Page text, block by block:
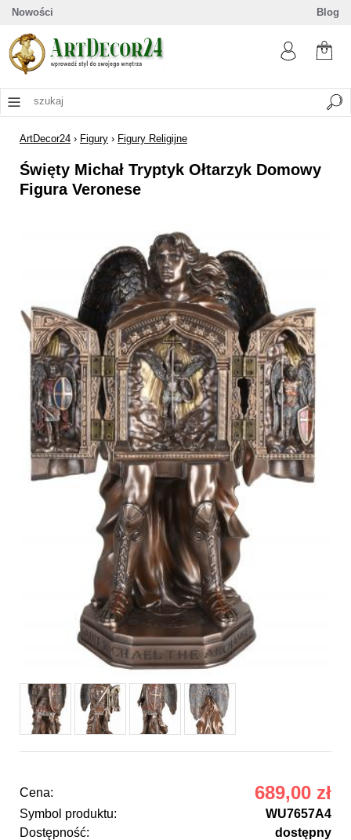
Nowości Blog
ArtDecor24 › Figury › Figury Religijne
Święty Michał Tryptyk Ołtarzyk Domowy
Figura Veronese
Cena: 689,00 zł
Symbol produktu:
WU7657A4
Dostępność:
dostępny